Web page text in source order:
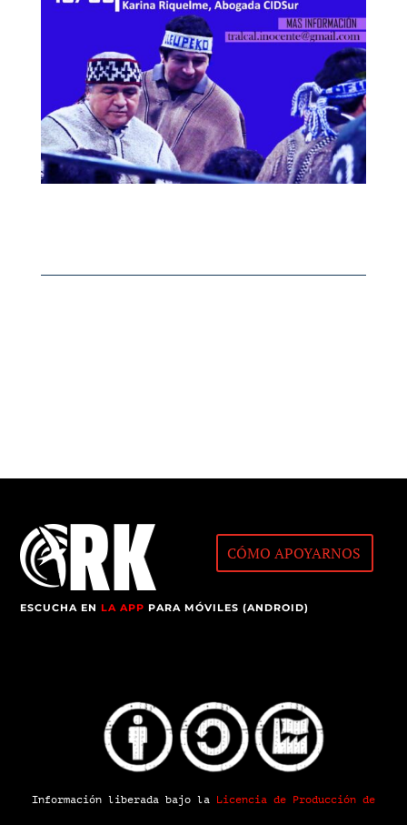
CÓMO APOYARNOS
ESCUCHA ENLA APP PARA MÓVILES (ANDROID)
Información liberada bajo la Licencia de Producción de